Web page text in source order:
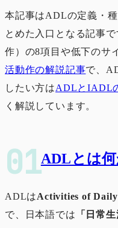
本記事はADLの定義・
とめた入口となる記事
作）の8項目や低下のサ
活動作の解説記事で、
したい方はADLとIADL
く解説しています。
ADLとは
ADLはActivities of
で、日本語では 「日常